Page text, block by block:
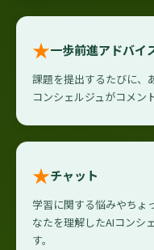
★一歩前進アドバイ
課題を提出するたびに、
コンシェルジュがコメン
★チャット
学習に関する悩みやちょ
なたを理解したAIコンシ
す。